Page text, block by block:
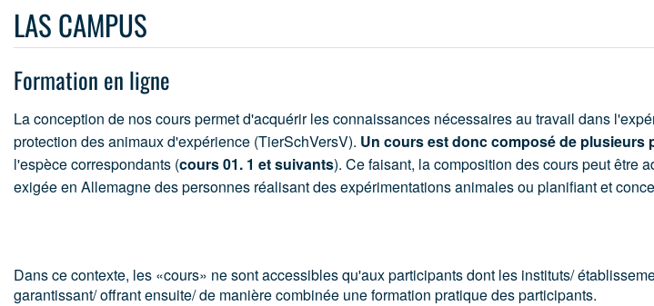
LAS CAMPUS
Formation en ligne
La conception de nos cours permet d'acquérir les connaissances nécessaires au travail dans
protection des animaux d'expérience (TierSchVersV). Un cours est donc composé de plusieurs
l'espèce correspondants (cours 01. 1 et suivants). Ce faisant, la composition des cours peut être
exigée en Allemagne des personnes réalisant des expérimentations animales ou planifiant et
Dans ce contexte, les «cours» ne sont accessibles qu'aux participants dont les instituts/
garantissant/ offrant ensuite/ de manière combinée une formation pratique des participants.